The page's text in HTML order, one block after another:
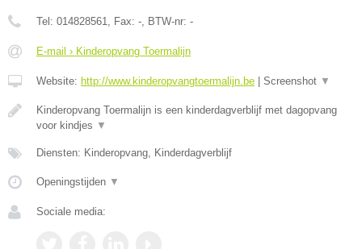
Tel: 014828561, Fax: -, BTW-nr: -
E-mail › Kinderopvang Toermalijn
Website: http://www.kinderopvangtoermalijn.be Screenshot ▼
Kinderopvang Toermalijn is een kinderdagverblijf met dagopvang
voor kindjes ▼
Diensten: Kinderopvang, Kinderdagverblijf
Openingstijden ▼
Sociale media: